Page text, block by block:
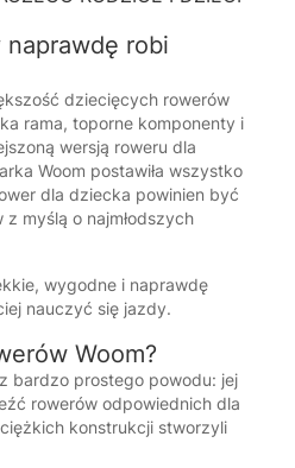
robi
dziecięcych rowerów
rama, toporne komponenty i
wersją roweru dla
Woom postawiła wszystko
dla dziecka powinien być
myślą o najmłodszych
wygodne i naprawdę
nauczyć się jazdy.
Woom?
bardzo prostego powodu: jej
rowerów odpowiednich dla
konstrukcji stworzyli